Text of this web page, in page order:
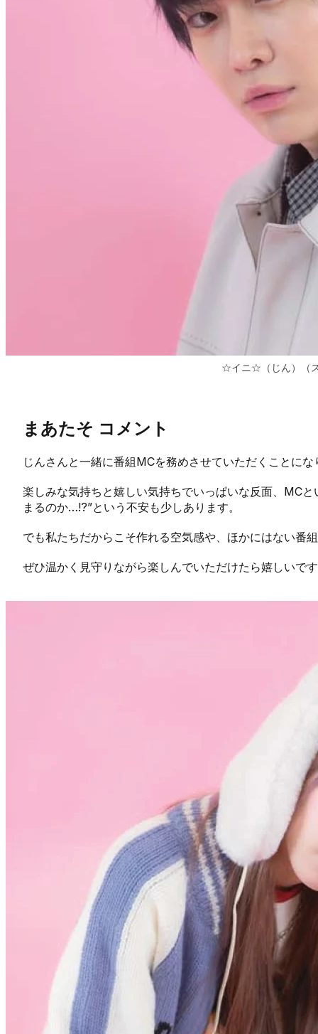
☆イニ☆（じん）（
まあたそ コメント
じんさんと一緒に番組MCを務めさせていただくことにな
楽しみな気持ちと嬉しい気持ちでいっぱいな反面、MC
まるのか…!?”という不安も少しあります。
でも私たちだからこそ作れる空気感や、ほかにはない番
ぜひ温かく見守りながら楽しんでいただけたら嬉しいで